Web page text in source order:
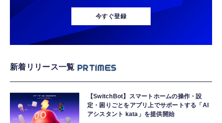
今すぐ登録
新着リリース一覧
【SwitchBot】スマートホームの操作・設
定・困りごとをアプリ上でサポートする「AI
アシスタント kata」を提供開始